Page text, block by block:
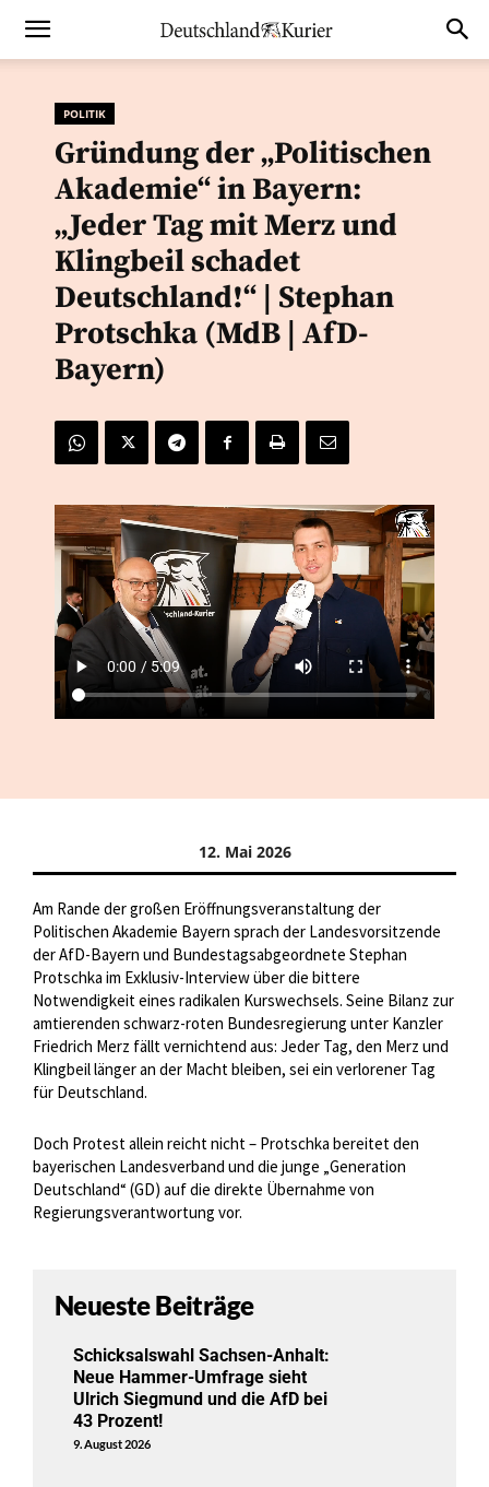
POLITIK
Gründung der „Politischen
Akademie“ in Bayern:
„Jeder Tag mit Merz und
Klingbeil schadet
Deutschland!“ | Stephan
Protschka (MdB | AfD-
Bayern)
12. Mai 2026
Am Rande der großen Eröffnungsveranstaltung der
Politischen Akademie Bayern sprach der Landesvorsitzende
der AfD-Bayern und Bundestagsabgeordnete Stephan
Protschka im Exklusiv-Interview über die bittere
Notwendigkeit eines radikalen Kurswechsels. Seine Bilanz zur
amtierenden schwarz-roten Bundesregierung unter Kanzler
Friedrich Merz fällt vernichtend aus: Jeder Tag, den Merz und
Klingbeil länger an der Macht bleiben, sei ein verlorener Tag
für Deutschland.
Doch Protest allein reicht nicht – Protschka bereitet den
bayerischen Landesverband und die junge „Generation
Deutschland“ (GD) auf die direkte Übernahme von
Regierungsverantwortung vor.
Neueste Beiträge
Schicksalswahl Sachsen-Anhalt:
Neue Hammer-Umfrage sieht
Ulrich Siegmund und die AfD bei
43 Prozent!
9. August 2026